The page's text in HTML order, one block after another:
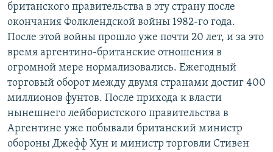
СОЦИАЛЬНЫЕ СЕТИ
Все сайты РСЕ/РС
британского правительства в эту страну после
окончания Фолклендской войны 1982-го года.
После этой войны прошло уже почти 20 лет, и за это
время аргентино-британские отношения в
огромной мере нормализовались. Ежегодный
торговый оборот между двумя странами достиг 400
миллионов фунтов. После прихода к власти
нынешнего лейбористского правительства в
Аргентине уже побывали британский министр
обороны Джефф Хун и министр торговли Стивен